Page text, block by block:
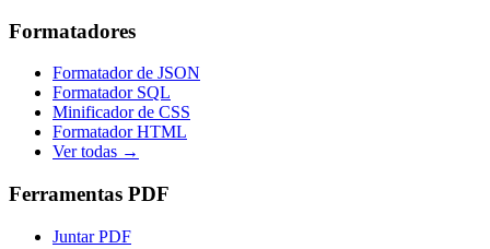
Formatadores
Formatador de JSON
Formatador SQL
Minificador de CSS
Formatador HTML
Ver todas →
Ferramentas PDF
Juntar PDF